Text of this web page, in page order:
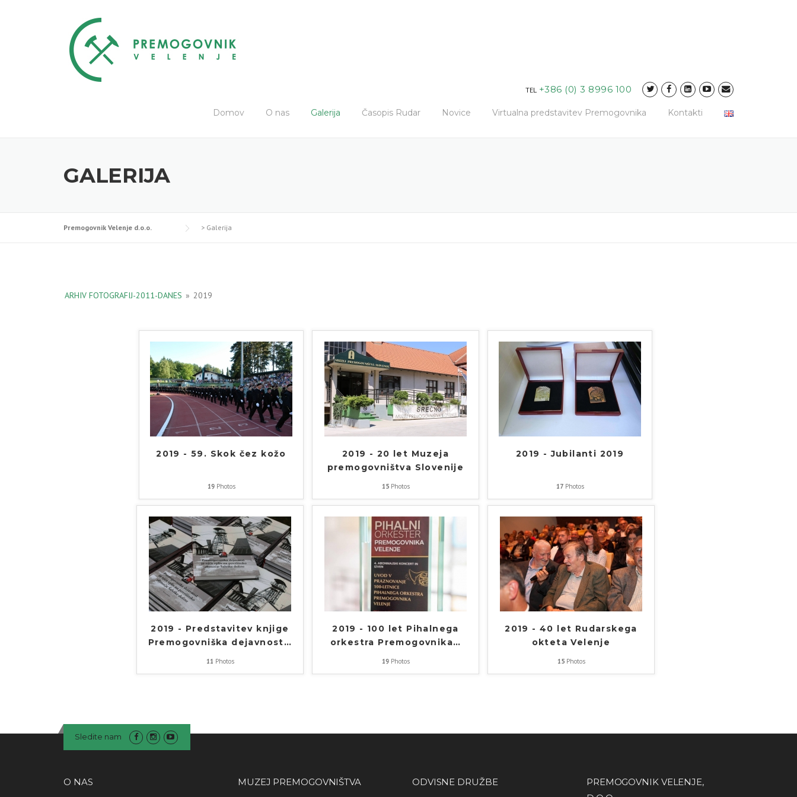
TEL +386 (0) 3 8996 100
Domov O nas Galerija Časopis Rudar Novice Virtualna predstavitev Premogovnika Kontakti
GALERIJA
Premogovnik Velenje d.o.o. > Galerija
ARHIV FOTOGRAFIJ-2011-DANES » 2019
2019 - 59. Skok čez kožo
19Photos
2019 - 20 let Muzeja
premogovništva Slovenije
15Photos
2019 - Jubilanti 2019
17Photos
2019 - Predstavitev knjige
Premogovniška dejavnost…
11 Photos
2019 - 100 let Pihalnega
orkestra Premogovnika…
19Photos
2019 - 40 let Rudarskega
okteta Velenje
15Photos
Sledite nam
O NAS MUZEJ PREMOGOVNIŠTVA ODVISNE DRUŽBE
PREMOGOVNIK VELENJE,